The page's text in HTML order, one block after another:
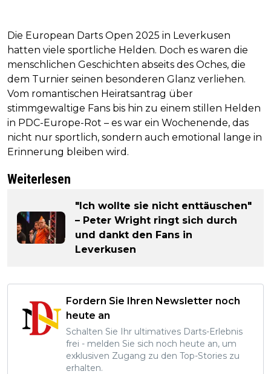
Die European Darts Open 2025 in Leverkusen
hatten viele sportliche Helden. Doch es waren die
menschlichen Geschichten abseits des Oches, die
dem Turnier seinen besonderen Glanz verliehen.
Vom romantischen Heiratsantrag über
stimmgewaltige Fans bis hin zu einem stillen Helden
in PDC-Europe-Rot – es war ein Wochenende, das
nicht nur sportlich, sondern auch emotional lange in
Erinnerung bleiben wird.
Weiterlesen
"Ich wollte sie nicht enttäuschen"
– Peter Wright ringt sich durch
und dankt den Fans in
Leverkusen
Fordern Sie Ihren Newsletter noch
heute an
Schalten Sie Ihr ultimatives Darts-Erlebnis
frei - melden Sie sich noch heute an, um
exklusiven Zugang zu den Top-Stories zu
erhalten.